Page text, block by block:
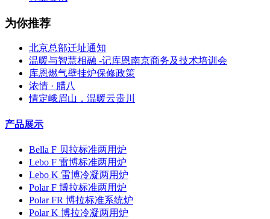
为你推荐
北京总部迁址通知
温暖与智慧相融 -记库恩南京商务及技术培训会
库恩燃气壁挂炉保修政策
浓情 · 腊八
情定峨眉山，温暖云贵川
产品展示
Bella F 贝拉标准两用炉
Lebo F 雷博标准两用炉
Lebo K 雷博冷凝两用炉
Polar F 博拉标准两用炉
Polar FR 博拉标准系统炉
Polar K 博拉冷凝两用炉